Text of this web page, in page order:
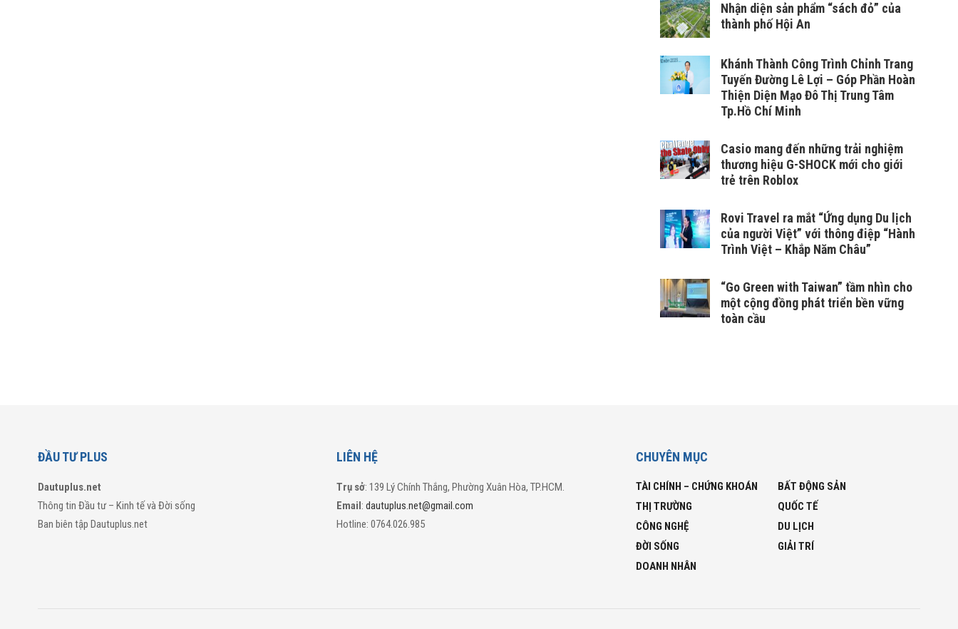
Nhận diện sản phẩm “sách đỏ” của
thành phố Hội An
Khánh Thành Công Trình Chỉnh Trang
Tuyến Đường Lê Lợi – Góp Phần Hoàn
Thiện Diện Mạo Đô Thị Trung Tâm
Tp.Hồ Chí Minh
Casio mang đến những trải nghiệm
thương hiệu G-SHOCK mới cho giới
trẻ trên Roblox
Rovi Travel ra mắt “Ứng dụng Du lịch
của người Việt” với thông điệp “Hành
Trình Việt – Khắp Năm Châu”
“Go Green with Taiwan” tầm nhìn cho
một cộng đồng phát triển bền vững
toàn cầu
ĐẦU TƯ PLUS
Dautuplus.net
Thông tin Đầu tư – Kinh tế và Đời sống
Ban biên tập Dautuplus.net
LIÊN HỆ
Trụ sở: 139 Lý Chính Thắng, Phường Xuân Hòa, TP.HCM.
Email :dautuplus.net@gmail.com
Hotline: 0764.026.985
CHUYÊN MỤC
TÀI CHÍNH – CHỨNG KHOÁN
BẤT ĐỘNG SẢN
THỊ TRƯỜNG
QUỐC TẾ
CÔNG NGHỆ
DU LỊCH
ĐỜI SỐNG
GIẢI TRÍ
DOANH NHÂN